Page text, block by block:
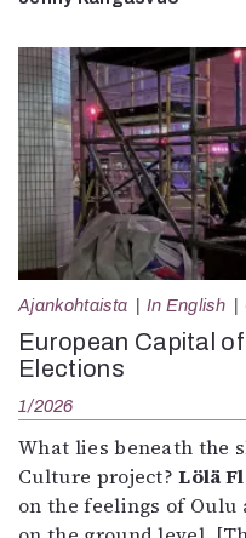
Ajankohtaista In English
European Capital
Elections
1/2026
What lies beneath the
Culture project?Lölä
on the feelings of